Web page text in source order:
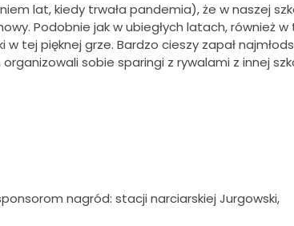
lat, kiedy trwała pandemia), że w naszej
Podobnie jak w ubiegłych latach, również w
w tej pięknej grze. Bardzo cieszy zapał
sobie sparingi z rywalami z innej
nagród: stacji narciarskiej Jurgowski,